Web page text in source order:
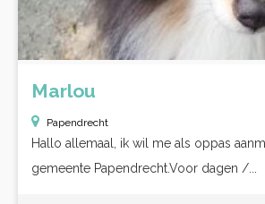
Marlou
Papendrecht
Hallo allemaal, ik wil me als oppas
gemeente Papendrecht.Voor dagen /...